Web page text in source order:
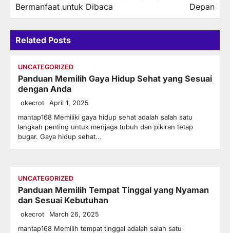
Bermanfaat untuk Dibaca
Depan
Related Posts
UNCATEGORIZED
Panduan Memilih Gaya Hidup Sehat yang Sesuai
dengan Anda
okecrot April 1, 2025
mantap168 Memiliki gaya hidup sehat adalah salah satu
langkah penting untuk menjaga tubuh dan pikiran tetap
bugar. Gaya hidup sehat…
UNCATEGORIZED
Panduan Memilih Tempat Tinggal yang Nyaman
dan Sesuai Kebutuhan
okecrot March 26, 2025
mantap168 Memilih tempat tinggal adalah salah satu